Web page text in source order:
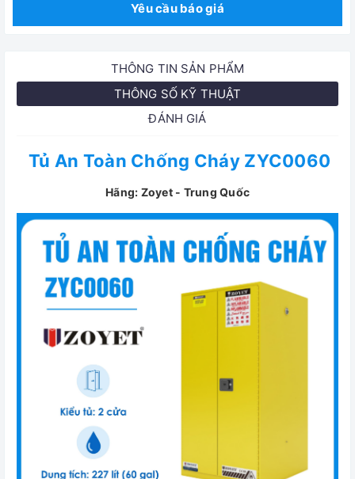
Yêu cầu báo giá
THÔNG TIN SẢN PHẨM
THÔNG SỐ KỸ THUẬT
ĐÁNH GIÁ
Tủ An Toàn Chống Cháy ZYC0060
Hãng: Zoyet - Trung Quốc